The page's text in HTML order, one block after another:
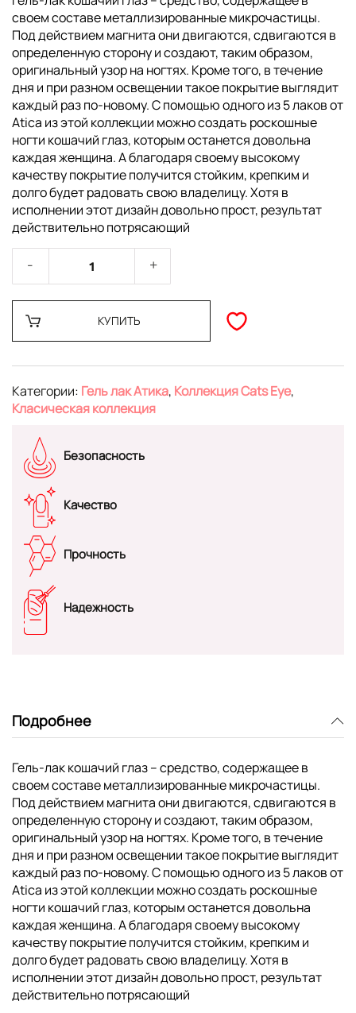
своем составе металлизированные микрочастицы.
Под действием магнита они двигаются, сдвигаются в
определенную сторону и создают, таким образом,
оригинальный узор на ногтях. Кроме того, в течение
дня и при разном освещении такое покрытие выглядит
каждый раз по-новому. С помощью одного из 5 лаков от
Atica из этой коллекции можно создать роскошные
ногти кошачий глаз, которым останется довольна
каждая женщина. А благодаря своему высокому
качеству покрытие получится стойким, крепким и
долго будет радовать свою владелицу. Хотя в
исполнении этот дизайн довольно прост, результат
действительно потрясающий
КУПИТЬ
Категории: Гель лак Атика, Коллекция Cats Eye,
Класическая коллекция
Безопасность
Качество
Прочность
Надежность
Подробнее
Гель-лак кошачий глаз – средство, содержащее в
своем составе металлизированные микрочастицы.
Под действием магнита они двигаются, сдвигаются в
определенную сторону и создают, таким образом,
оригинальный узор на ногтях. Кроме того, в течение
дня и при разном освещении такое покрытие выглядит
каждый раз по-новому. С помощью одного из 5 лаков от
Atica из этой коллекции можно создать роскошные
ногти кошачий глаз, которым останется довольна
каждая женщина. А благодаря своему высокому
качеству покрытие получится стойким, крепким и
долго будет радовать свою владелицу. Хотя в
исполнении этот дизайн довольно прост, результат
действительно потрясающий